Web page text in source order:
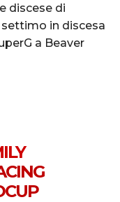
discese di
settimo in discesa
a Beaver